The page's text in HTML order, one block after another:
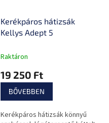
Kerékpáros hátizsák
Kellys Adept 5
Raktáron
19 250 Ft
BŐVEBBEN
Kerékpáros hátizsák könnyű